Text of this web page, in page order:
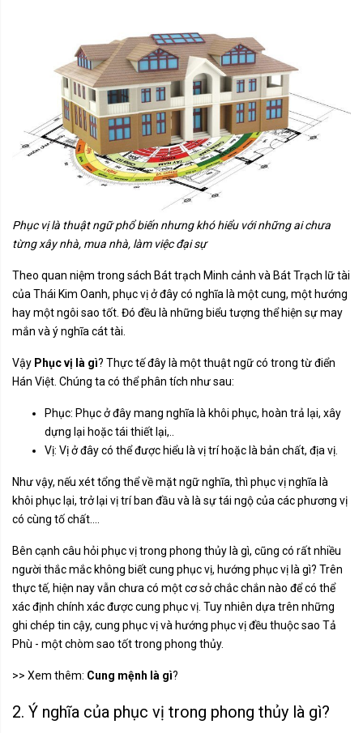
Phục vị là thuật ngữ phổ biến nhưng khó hiểu với những ai chưa
từng xây nhà, mua nhà, làm việc đại sự
Theo quan niệm trong sách Bát trạch Minh cảnh và Bát Trạch lữ tài
của Thái Kim Oanh, phục vị ở đây có nghĩa là một cung, một hướng
hay một ngôi sao tốt. Đó đều là những biểu tượng thể hiện sự may
mắn và ý nghĩa cát tài.
Vậy Phục vị là gì? Thực tế đây là một thuật ngữ có trong từ điển
Hán Việt. Chúng ta có thể phân tích như sau:
Phục: Phục ở đây mang nghĩa là khôi phục, hoàn trả lại, xây
dựng lại hoặc tái thiết lại,..
Vị: Vị ở đây có thể được hiểu là vị trí hoặc là bản chất, địa vị.
Như vậy, nếu xét tổng thể về mặt ngữ nghĩa, thì phục vị nghĩa là
khôi phục lại, trở lại vị trí ban đầu và là sự tái ngộ của các phương vị
có cùng tố chất....
Bên cạnh câu hỏi phục vị trong phong thủy là gì, cũng có rất nhiều
người thắc mắc không biết cung phục vị, hướng phục vị là gì? Trên
thực tế, hiện nay vẫn chưa có một cơ sở chắc chắn nào để có thể
xác định chính xác được cung phục vị. Tuy nhiên dựa trên những
ghi chép tin cậy, cung phục vị và hướng phục vị đều thuộc sao Tả
Phù - một chòm sao tốt trong phong thủy.
>> Xem thêm: Cung mệnh là gì?
2. Ý nghĩa của phục vị trong phong thủy là gì?